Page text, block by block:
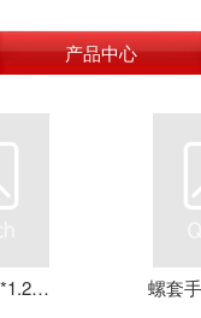
产品中心
自攻螺套 ST8*1.25*16 钢丝螺套 牙套 护套 元亨机械